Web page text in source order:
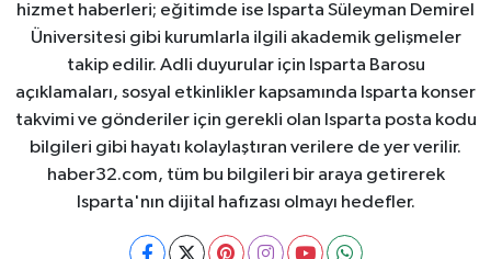
hizmet haberleri; eğitimde ise Isparta Süleyman Demirel
Üniversitesi gibi kurumlarla ilgili akademik gelişmeler
takip edilir. Adli duyurular için Isparta Barosu
açıklamaları, sosyal etkinlikler kapsamında Isparta konser
takvimi ve gönderiler için gerekli olan Isparta posta kodu
bilgileri gibi hayatı kolaylaştıran verilere de yer verilir.
haber32.com, tüm bu bilgileri bir araya getirerek
Isparta'nın dijital hafızası olmayı hedefler.